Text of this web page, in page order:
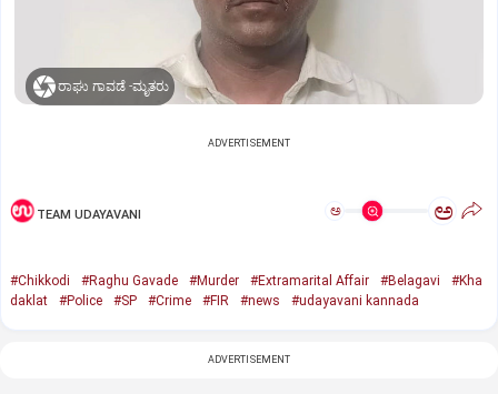
ರಾಘು ಗಾವಡೆ -ಮೃತರು
ADVERTISEMENT
TEAM UDAYAVANI ಅ ಅ
#Chikkodi #Raghu Gavade #Murder #Extramarital Affair #Belagavi
#Kha
daklat
#Police #SP #Crime #FIR #news #udayavani kannada
ADVERTISEMENT